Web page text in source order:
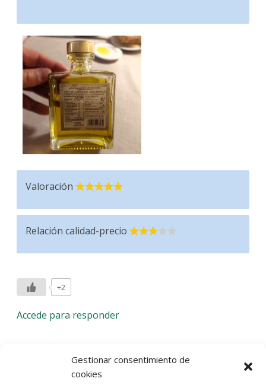
Gestionar consentimiento de
cookies
Valoración
Relación calidad-precio
+2
Accede para responder
Deja una respuesta